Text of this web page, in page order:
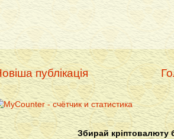
публікація
Збирай кріптовалюту